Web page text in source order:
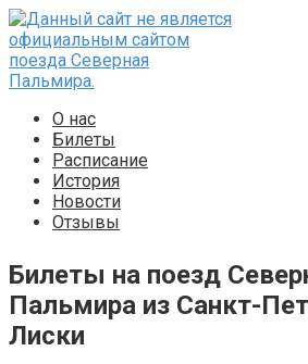
Перейти
к
контенту
О нас
Билеты
Расписание
История
Новости
Отзывы
Билеты на поезд
Пальмира из Санкт-
Лиски